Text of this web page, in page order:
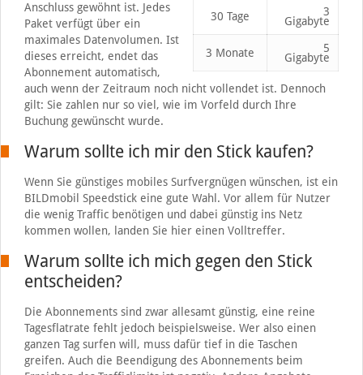
30 Tage 3
Gigabyte
3 Monate 5
Gigabyte
Anschluss gewöhnt ist. Jedes
Paket verfügt über ein
maximales Datenvolumen. Ist
dieses erreicht, endet das
Abonnement automatisch,
auch wenn der Zeitraum noch nicht vollendet ist. Dennoch
gilt: Sie zahlen nur so viel, wie im Vorfeld durch Ihre
Buchung gewünscht wurde.
Warum sollte ich mir den Stick kaufen?
Wenn Sie günstiges mobiles Surfvergnügen wünschen, ist ein
BILDmobil Speedstick eine gute Wahl. Vor allem für Nutzer
die wenig Traffic benötigen und dabei günstig ins Netz
kommen wollen, landen Sie hier einen Volltreffer.
Warum sollte ich mich gegen den Stick
entscheiden?
Die Abonnements sind zwar allesamt günstig, eine reine
Tagesflatrate fehlt jedoch beispielsweise. Wer also einen
ganzen Tag surfen will, muss dafür tief in die Taschen
greifen. Auch die Beendigung des Abonnements beim